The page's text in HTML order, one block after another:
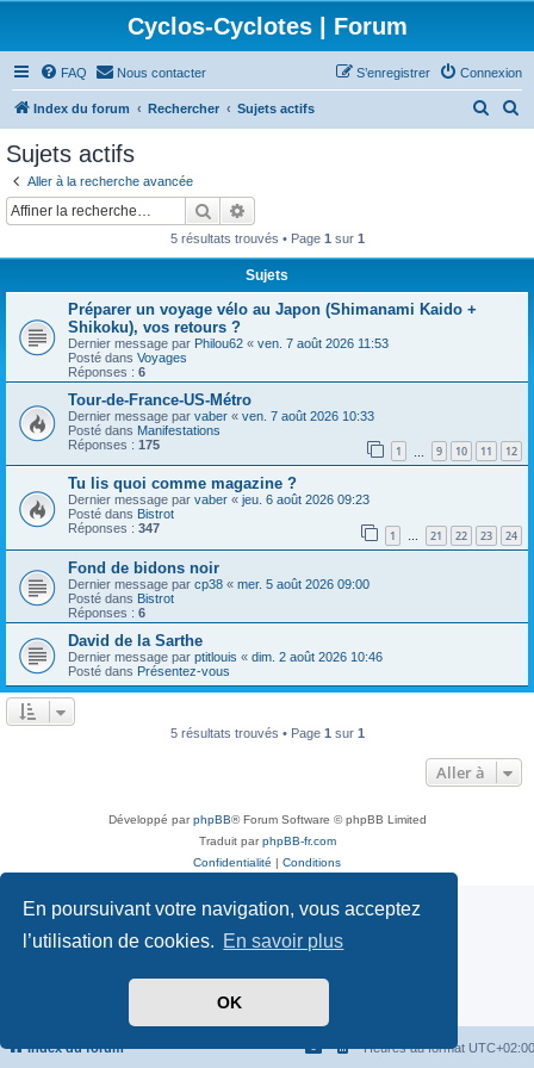
En poursuivant votre navigation, vous acceptez
l’utilisation de cookies. En savoir plus
OK
Cyclos-Cyclotes | Forum
FAQ Nous contacter Connexion
S’enregistrer
Index du forum Rechercher Sujets actifs
Sujets actifs
Aller à la recherche avancée
Rechercher
5 résultats trouvés • Page 1 sur 1
Sujets
Préparer un voyage vélo au Japon (Shimanami Kaido +
Shikoku), vos retours ?
Dernier message par Philou62 « ven. 7 août 2026 11:53
Posté dans Voyages
Réponses : 6
Tour-de-France-US-Métro
Dernier message par vaber « ven. 7 août 2026 10:33
Posté dans Manifestations
Réponses : 175 1 9 10 11 12
Tu lis quoi comme magazine ?
Dernier message par vaber « jeu. 6 août 2026 09:23
Posté dans Bistrot
Réponses : 347 1 … 21 22 23 24
Fond de bidons noir
Dernier message par cp38 « mer. 5 août 2026 09:00
Posté dans Bistrot
Réponses : 6
David de la Sarthe
Dernier message par ptitlouis « dim. 2 août 2026 10:46
Posté dans Présentez-vous
5 résultats trouvés • Page 1 sur 1
Aller à
Index du forum Heures au format UTC+02:00
Développé parphpBB® Forum Software © phpBB Limited
Traduit parphpBB-fr.com
Confidentialité | Conditions